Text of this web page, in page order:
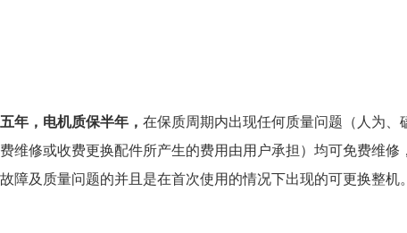
年，电机质保半年， 在保质周期内出现任何质量问题（人为、
维修或收费更换配件所产生的费用由用户承担）均可免费维修，
障及质量问题的并且是在首次使用的情况下出现的可更换整机。